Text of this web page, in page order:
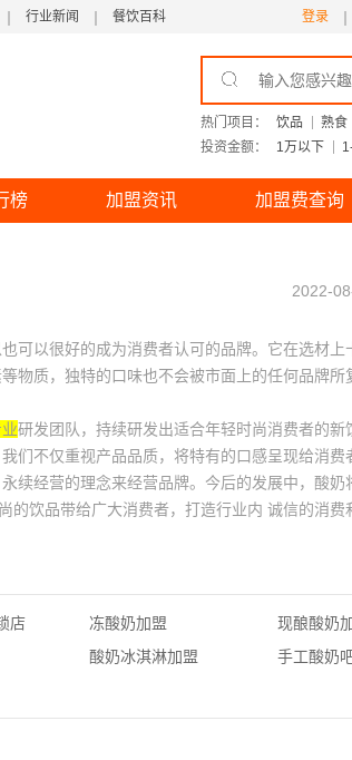
行业新闻 餐饮百科 登录
热门项目： 饮品 熟食
投资金额：
1万以下
榜 加盟资讯 加盟费查询
2022-
以很好的成为消费者认可的品牌。它在选材上
物质，独特的口味也不会被市面上的任何品牌所
研发团队，持续研发出适合年轻时尚消费者的新
们不仅重视产品品质，将特有的口感呈现给消费
续经营的理念来经营品牌。今后的发展中，酸奶
的饮品带给广大消费者，打造行业内 诚信的消费
店 冻酸奶加盟
现酿酸奶
酸奶冰淇淋加盟
手工酸奶